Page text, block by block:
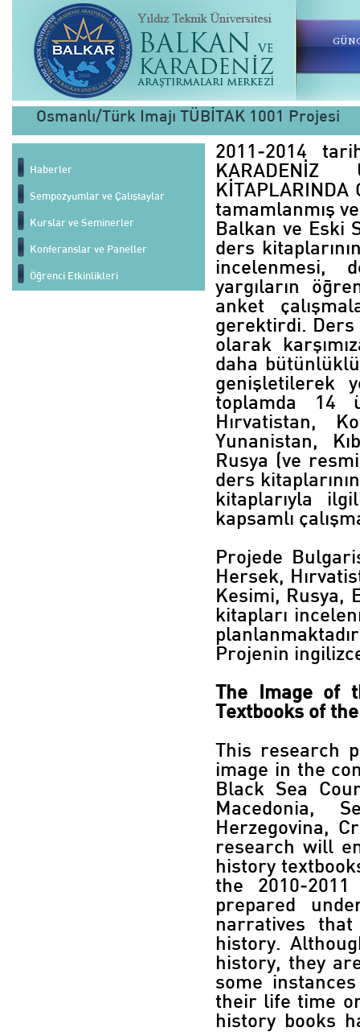
Osmanlı/Türk Imajı TÜBİTAK 1001 Projesi
Haberler
Sempozyumlar ve Çalıştaylar
Kurslar ve Seminerler
Konferanslar ve Paneller
Öğrenci Etkinlikleri
2011-2014
KARADENİZ
tamamlanmış
Balkan ve Eski
ders
incelenmesi,
yargıların
anket
gerektirdi. Ders
olarak
daha
genişletilerek
toplamda 14
Hırvatistan,
Yunanistan,
Rusya (ve
ders
kitaplarıyla
kapsamlı
Projede
Hersek,
Kesimi, Rusya,
kitapları
Projenin
The Image of
Textbooks of
This research
image in the
Black Sea
Macedonia,
Herzegovina,
research will
history
the 2010-
prepared
narratives
history.
history, they
some
their life time
history books